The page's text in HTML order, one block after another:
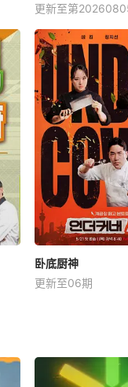
更新至第
卧底厨神
更新至06期